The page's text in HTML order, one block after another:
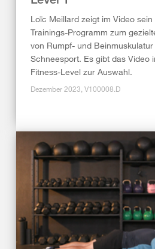
Loïc Meillard zeigt im Video sein
Trainings-Programm zum
von Rumpf- und
Schneesport. Es gibt das Video
Fitness-Level zur Auswahl.
Dezember 2023, V100008.D